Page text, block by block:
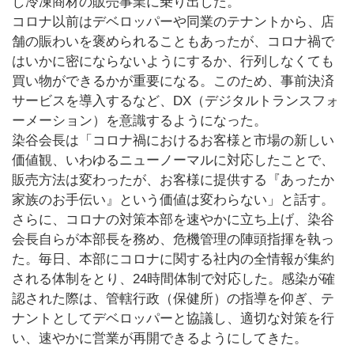
コロナ以前はデベロッパーや同業のテナントから、店
舗の賑わいを褒められることもあったが、コロナ禍で
はいかに密にならないようにするか、行列しなくても
買い物ができるかが重要になる。このため、事前決済
サービスを導入するなど、DX（デジタルトランスフォ
ーメーション）を意識するようになった。
染谷会長は「コロナ禍におけるお客様と市場の新しい
価値観、いわゆるニューノーマルに対応したことで、
販売方法は変わったが、お客様に提供する『あったか
家族のお手伝い』という価値は変わらない」と話す。
さらに、コロナの対策本部を速やかに立ち上げ、染谷
会長自らが本部長を務め、危機管理の陣頭指揮を執っ
た。毎日、本部にコロナに関する社内の全情報が集約
される体制をとり、24時間体制で対応した。感染が確
認された際は、管轄行政（保健所）の指導を仰ぎ、テ
ナントとしてデベロッパーと協議し、適切な対策を行
い、速やかに営業が再開できるようにしてきた。